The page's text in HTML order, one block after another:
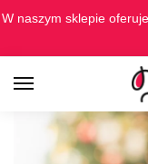
navigation
content
W naszym sklepie